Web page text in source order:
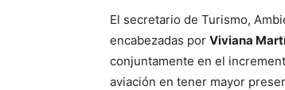
El secretario de Turismo,
encabezadas por Viviana
conjuntamente en el
aviación en tener mayor